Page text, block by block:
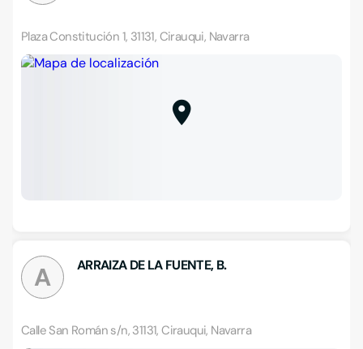
Plaza Constitución 1, 31131, Cirauqui, Navarra
A ARRAIZA DE LA FUENTE, B.
Calle San Román s/n, 31131, Cirauqui, Navarra